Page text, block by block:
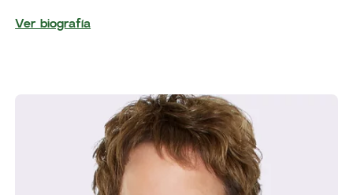
Ver biografía